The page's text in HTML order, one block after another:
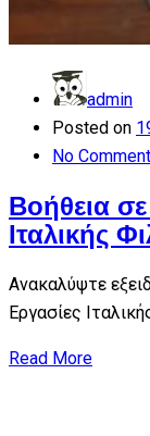
admin
Posted on
No
Βοήθεια
Ιταλικής
Ανακαλύψτε
Εργασίες
Read More